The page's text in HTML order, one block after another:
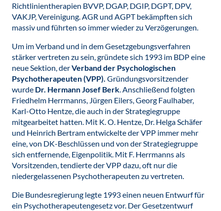
Richtlinientherapien BVVP, DGAP, DGIP, DGPT, DPV,
VAKJP, Vereinigung. AGR und AGPT bekämpften sich
massiv und führten so immer wieder zu Verzögerungen.
Um im Verband und in dem Gesetzgebungsverfahren
stärker vertreten zu sein, gründete sich 1993 im BDP eine
neue Sektion, derVerband der Psychologischen
Psychotherapeuten (VPP). Gründungsvorsitzender
wurde Dr. Hermann Josef Berk. Anschließend folgten
Friedhelm Herrmanns, Jürgen Eilers, Georg Faulhaber,
Karl-Otto Hentze, die auch in der Strategiegruppe
mitgearbeitet hatten. Mit K. O. Hentze, Dr. Helga Schäfer
und Heinrich Bertram entwickelte der VPP immer mehr
eine, von DK-Beschlüssen und von der Strategiegruppe
sich entfernende, Eigenpolitik. Mit F. Herrmanns als
Vorsitzenden, tendierte der VPP dazu, oft nur die
niedergelassenen Psychotherapeuten zu vertreten.
Die Bundesregierung legte 1993 einen neuen Entwurf für
ein Psychotherapeutengesetz vor. Der Gesetzentwurf